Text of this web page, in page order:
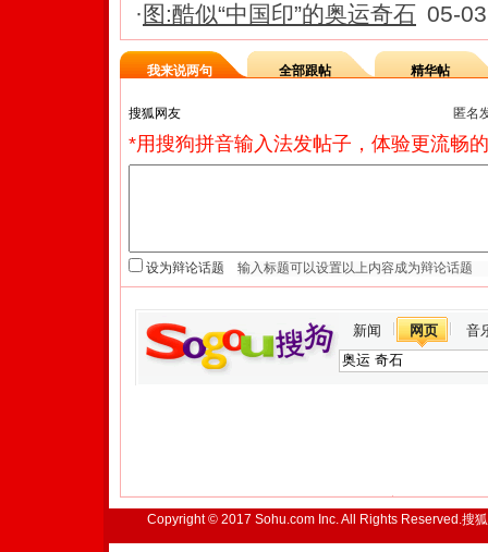
· 图:酷似“中国印”的奥运奇石 05-
我来说两句 全部跟帖 精华帖
匿名
*用搜狗拼音输入法发帖子，体验更流畅
设为辩论话题
新闻 网页 音
Copyright © 2017 Sohu.com Inc. All Rights Reserved.搜